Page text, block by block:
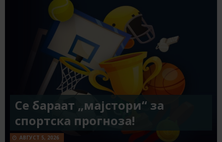
Се бараат „мајстори“ за
спортска прогноза!
АВГУСТ 5, 2026